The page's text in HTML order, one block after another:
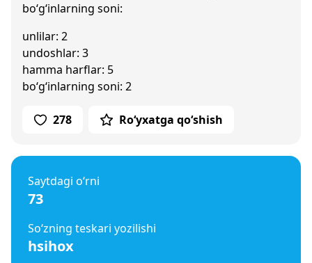
bo‘g‘inlarning soni:
unlilar: 2
undoshlar: 3
hamma harflar: 5
bo‘g‘inlarning soni: 2
278 Ro‘yxatga qo‘shish
Saytdagi o‘rni
73
So‘zning teskari yozilishi
hsihox